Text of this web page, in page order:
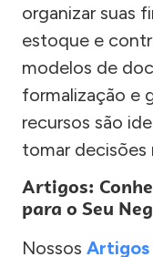
organizar suas
estoque e
modelos de
formalização e
recursos são
tomar decisões
Artigos:
para o Seu
Nossos Artigos